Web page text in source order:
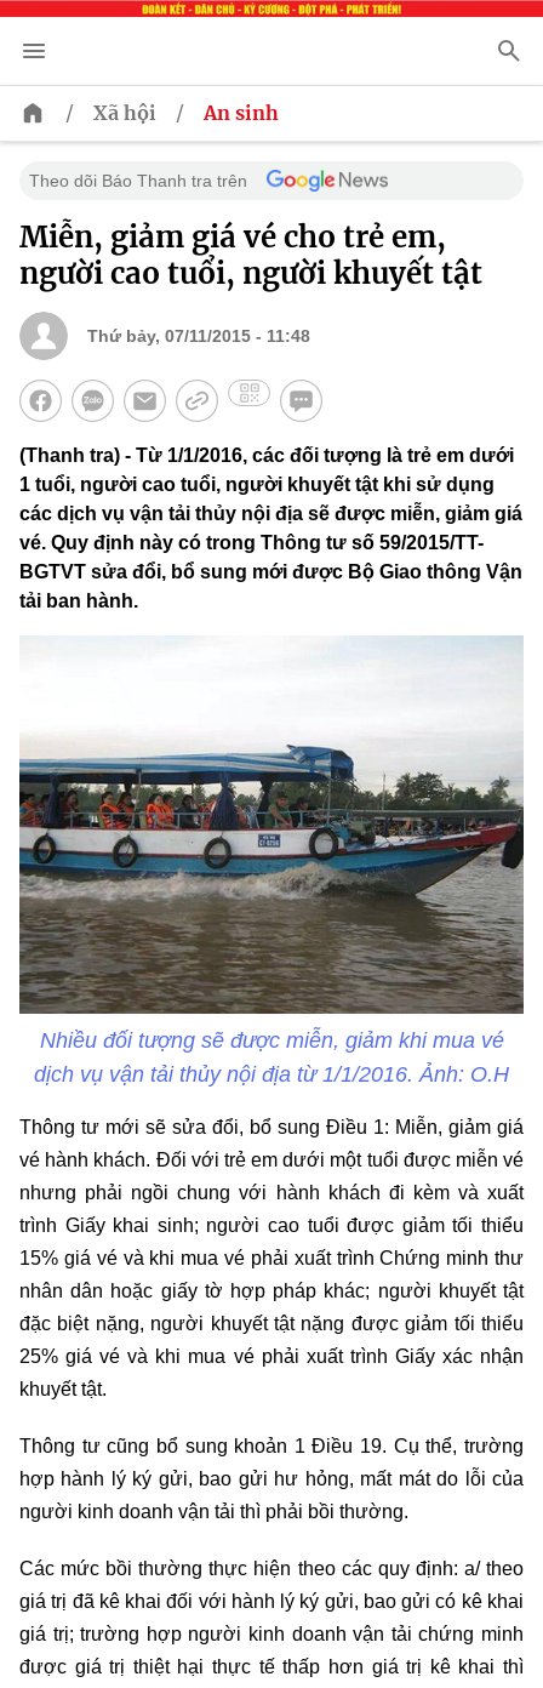
/ Xã hội / An sinh
Theo dõi Báo Thanh tra trên
Miễn, giảm giá vé cho trẻ em,
người cao tuổi, người khuyết tật
Thứ bảy, 07/11/2015 - 11:48
(Thanh tra) - Từ 1/1/2016, các đối tượng là trẻ em dưới
1 tuổi, người cao tuổi, người khuyết tật khi sử dụng
các dịch vụ vận tải thủy nội địa sẽ được miễn, giảm giá
vé. Quy định này có trong Thông tư số 59/2015/TT-
BGTVT sửa đổi, bổ sung mới được Bộ Giao thông Vận
tải ban hành.
Nhiều đối tượng sẽ được miễn, giảm khi mua vé
dịch vụ vận tải thủy nội địa từ 1/1/2016. Ảnh: O.H
Thông tư mới sẽ sửa đổi, bổ sung Điều 1: Miễn, giảm giá
vé hành khách. Đối với trẻ em dưới một tuổi được miễn vé
nhưng phải ngồi chung với hành khách đi kèm và xuất
trình Giấy khai sinh; người cao tuổi được giảm tối thiểu
15% giá vé và khi mua vé phải xuất trình Chứng minh thư
nhân dân hoặc giấy tờ hợp pháp khác; người khuyết tật
đặc biệt nặng, người khuyết tật nặng được giảm tối thiểu
25% giá vé và khi mua vé phải xuất trình Giấy xác nhận
khuyết tật.
Thông tư cũng bổ sung khoản 1 Điều 19. Cụ thể, trường
hợp hành lý ký gửi, bao gửi hư hỏng, mất mát do lỗi của
người kinh doanh vận tải thì phải bồi thường.
Các mức bồi thường thực hiện theo các quy định: a/ theo
giá trị đã kê khai đối với hành lý ký gửi, bao gửi có kê khai
giá trị; trường hợp người kinh doanh vận tải chứng minh
được giá trị thiệt hại thực tế thấp hơn giá trị kê khai thì